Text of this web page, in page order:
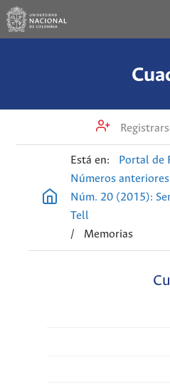
Está en: Portal de
Números anteriores
Núm. 20 (2015):
Tell
/
Memorias